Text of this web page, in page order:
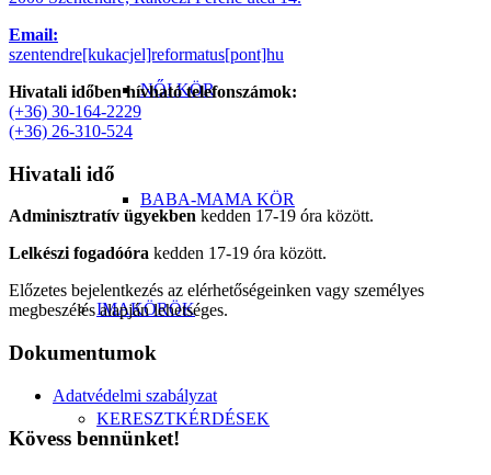
NŐI KÖR
BABA-MAMA KÖR
IMAKÖRÖK
KERESZTKÉRDÉSEK
Email:
szentendre[kukacjel]reformatus[pont]hu
Hivatali időben hívható telefonszámok:
(+36) 30-164-2229
(+36) 26-310-524
Hivatali idő
Adminisztratív ügyekben kedden 17-19 óra között.
Lelkészi fogadóóra kedden 17-19 óra között.
Előzetes bejelentkezés az elérhetőségeinken vagy személyes
megbeszélés alapján lehetséges.
Dokumentumok
Adatvédelmi szabályzat
Kövess bennünket!